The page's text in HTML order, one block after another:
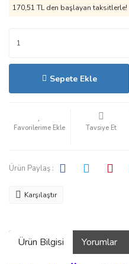
170,51 TL den başlayan taksitlerle!
Sepete Ekle
Tavsiye Et
Ürün Paylaş :
Karşılaştır
Ürün Bilgisi Yorumlar